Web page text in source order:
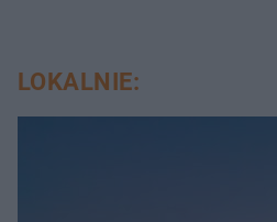
LOKALNIE: